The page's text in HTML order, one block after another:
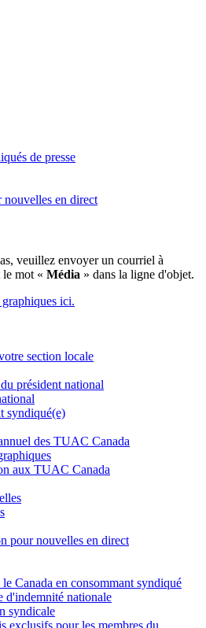
de presse
en direct
veuillez envoyer un courriel à
mot « Média » dans la ligne d'objet.
ici.
section locale
président national
syndiqué(e)
des TUAC Canada
aux TUAC Canada
pour nouvelles en direct
le Canada en consommant syndiqué
d'indemnité nationale
syndicale